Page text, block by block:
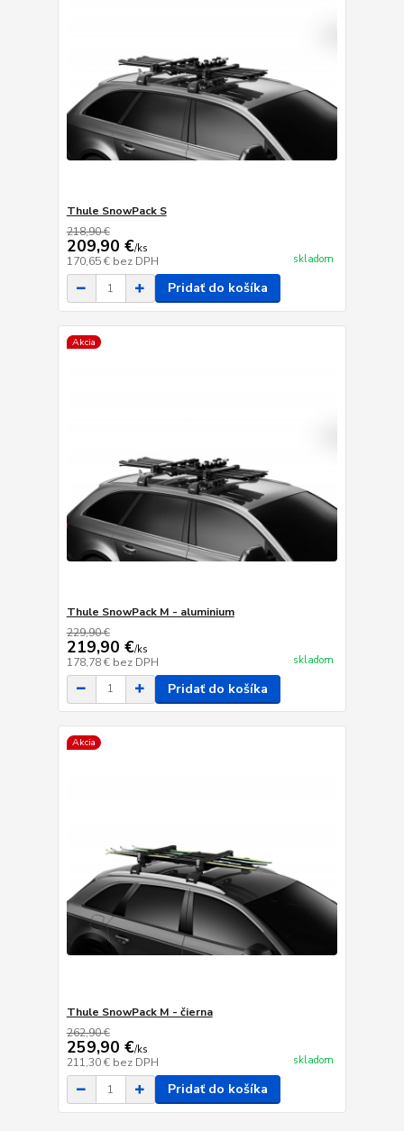
Thule SnowPack S
218,90 €
209,90 €/ks
170,65 € bez DPH skladom
Pridať do košíka
Akcia
Thule SnowPack M - aluminium
229,90 €
219,90 €/ks
178,78 € bez DPH skladom
Pridať do košíka
Akcia
Thule SnowPack M - čierna
262,90 €
259,90 €/ks
211,30 € bez DPH skladom
Pridať do košíka